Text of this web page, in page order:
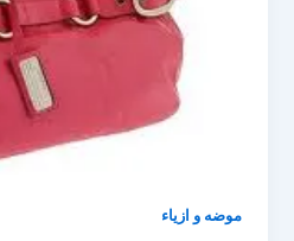
موضه و ازياء